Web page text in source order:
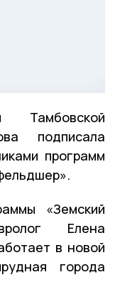
Тамбовской
подписала
программ
«Земский
Елена
в новой
города